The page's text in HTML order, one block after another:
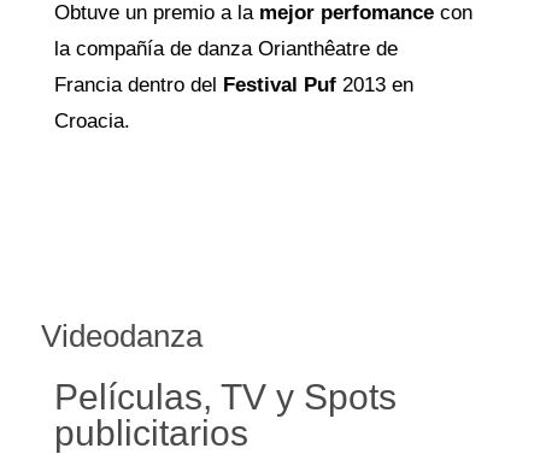
Obtuve un premio a la mejor perfomance con
la compañía de danza Orianthêatre de
Francia dentro del Festival Puf2013 en
Croacia.
Videodanza
Películas, TV y Spots
publicitarios